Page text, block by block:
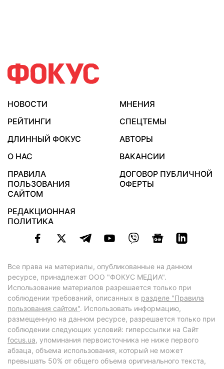
НОВОСТИ
МНЕНИЯ
РЕЙТИНГИ
СПЕЦТЕМЫ
ДЛИННЫЙ ФОКУС
АВТОРЫ
О НАС
ВАКАНСИИ
ПРАВИЛА
ПОЛЬЗОВАНИЯ
САЙТОМ
ДОГОВОР ПУБЛИЧНОЙ
ОФЕРТЫ
РЕДАКЦИОННАЯ
ПОЛИТИКА
Все права на материалы, опубликованные на данном
ресурсе, принадлежат ООО "ФОКУС МЕДИА".
Использование материалов разрешается только при
соблюдении требований, описанных в разделе "Правила
пользования сайтом". Использовать информацию,
размещенную на данном ресурсе, разрешается только при
соблюдении следующих условий: гиперссылки на Сайт
focus.ua, упоминания первоисточника не ниже первого
абзаца, объема использования, который не может
превышать 50% от общего объема оригинального текста,